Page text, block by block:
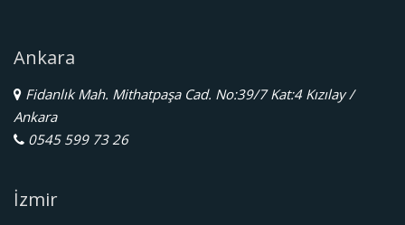
Ankara
Fidanlık Mah. Mithatpaşa Cad. No:39/7 Kat:4 Kızılay /
Ankara
0545 599 73 26
İzmir